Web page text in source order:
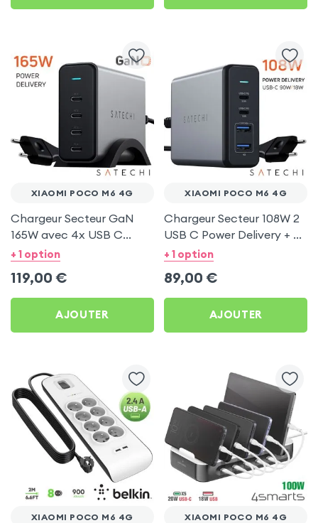
XIAOMI POCO M6 4G
Chargeur Secteur GaN
165W avec 4x USB C
Power Delivery, Câble
+ 1 option
119,00 €
AJOUTER
XIAOMI POCO M6 4G
Chargeur Secteur 108W 2
USB C Power Delivery + 2
USB, Câble Secteur,
+ 1 option
89,00 €
AJOUTER
XIAOMI POCO M6 4G XIAOMI POCO M6 4G